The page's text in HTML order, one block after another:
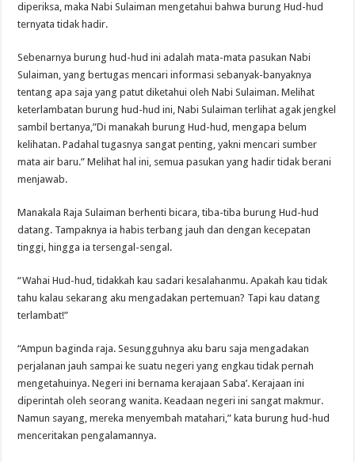
diperiksa, maka Nabi Sulaiman mengetahui bahwa burung Hud-hud
ternyata tidak hadir.
Sebenarnya burung hud-hud ini adalah mata-mata pasukan Nabi
Sulaiman, yang bertugas mencari informasi sebanyak-banyaknya
tentang apa saja yang patut diketahui oleh Nabi Sulaiman. Melihat
keterlambatan burung hud-hud ini, Nabi Sulaiman terlihat agak jengkel
sambil bertanya,”Di manakah burung Hud-hud, mengapa belum
kelihatan. Padahal tugasnya sangat penting, yakni mencari sumber
mata air baru.” Melihat hal ini, semua pasukan yang hadir tidak berani
menjawab.
Manakala Raja Sulaiman berhenti bicara, tiba-tiba burung Hud-hud
datang. Tampaknya ia habis terbang jauh dan dengan kecepatan
tinggi, hingga ia tersengal-sengal.
“Wahai Hud-hud, tidakkah kau sadari kesalahanmu. Apakah kau tidak
tahu kalau sekarang aku mengadakan pertemuan? Tapi kau datang
terlambat!”
“Ampun baginda raja. Sesungguhnya aku baru saja mengadakan
perjalanan jauh sampai ke suatu negeri yang engkau tidak pernah
mengetahuinya. Negeri ini bernama kerajaan Saba’. Kerajaan ini
diperintah oleh seorang wanita. Keadaan negeri ini sangat makmur.
Namun sayang, mereka menyembah matahari,” kata burung hud-hud
menceritakan pengalamannya.